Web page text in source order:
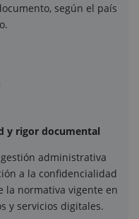
según el país
y rigor documental
administrativa
a la confidencialidad
la normativa vigente en
y servicios digitales.